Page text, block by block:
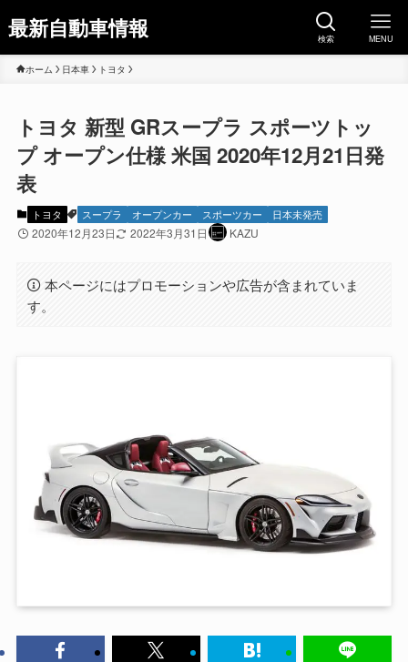
最新自動車情報 検索 MENU
ホーム 日本車 トヨタ
トヨタ 新型 GRスープラ スポーツトッ
プ オープン仕様 米国 2020年12月21日発
表
トヨタ スープラ オープンカー スポーツカー 日本未発売
2020年12月23日 2022年3月31日 KAZU
本ページにはプロモーションや広告が含まれていま
す。